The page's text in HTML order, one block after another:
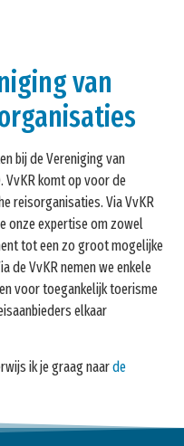
van
bij de Vereniging van
VvKR komt op voor de
reisorganisaties. Via VvKR
onze expertise om zowel
tot een zo groot mogelijke
de VvKR nemen we enkele
voor toegankelijk toerisme
elkaar
ik je graag naarde